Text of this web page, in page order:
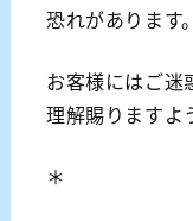
恐れがあります。
お客様にはご迷
理解賜りますよ
＊